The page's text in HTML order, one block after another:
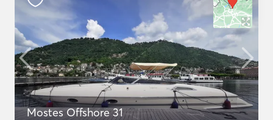
Mostes Offshore 31